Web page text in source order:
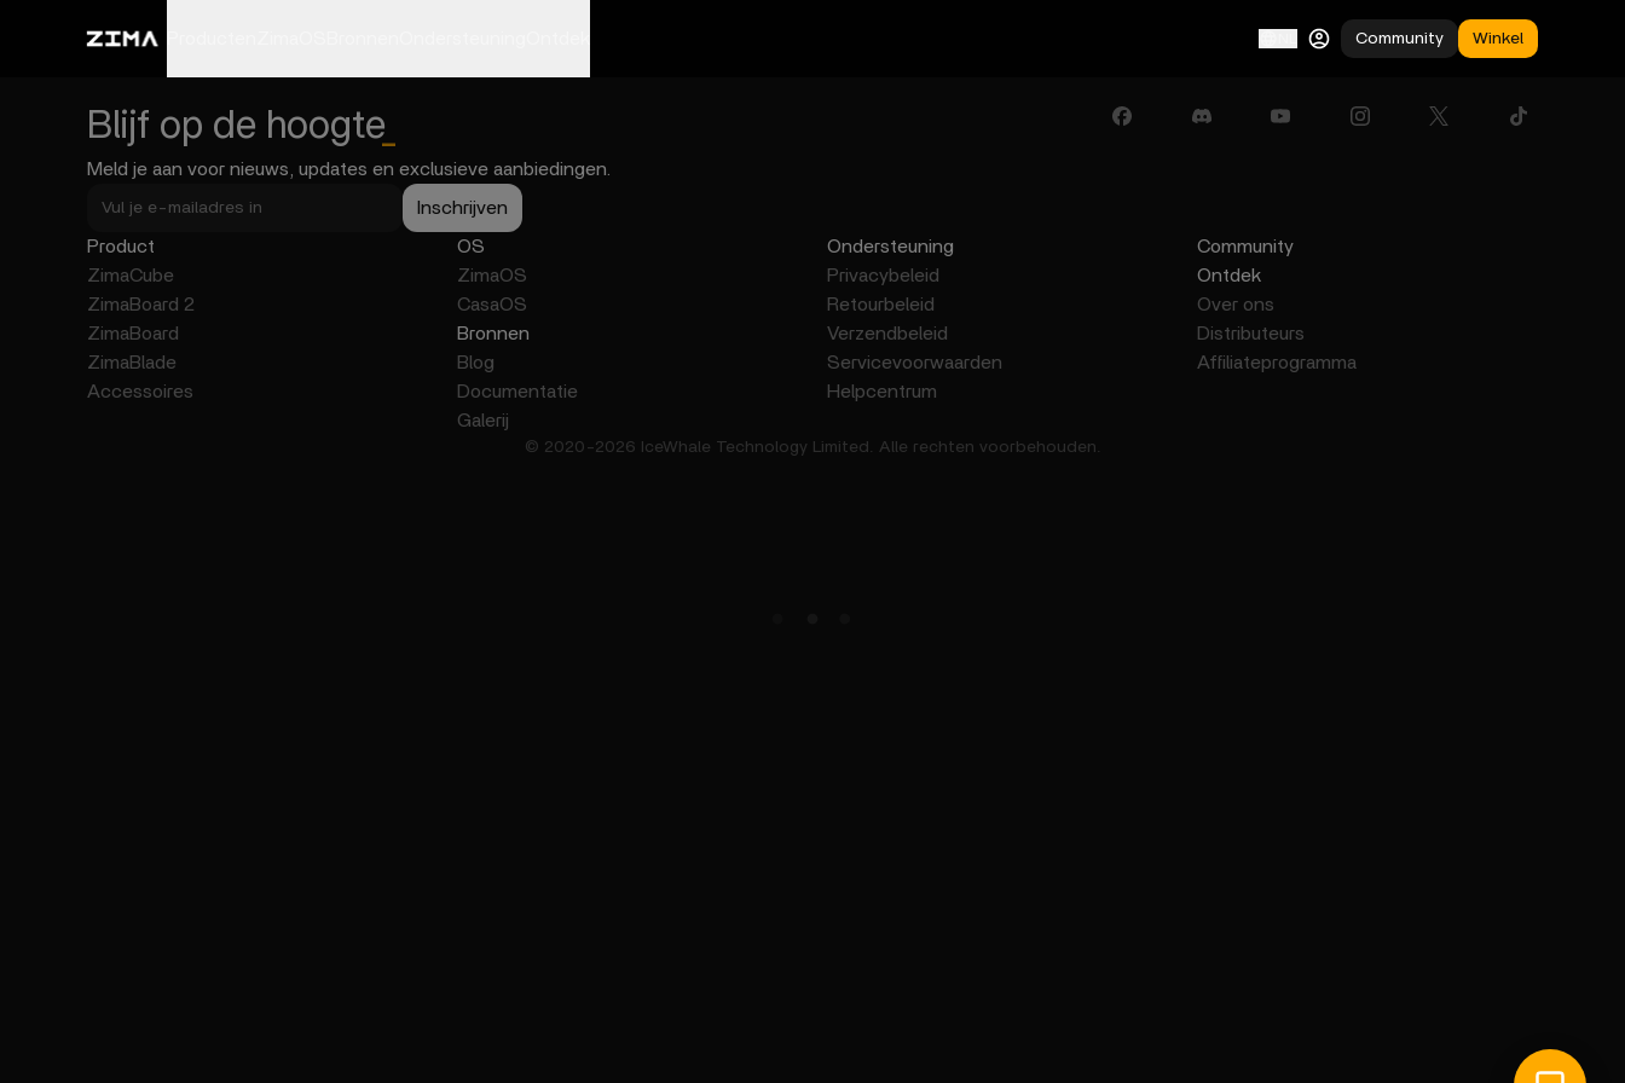
Community Winkel
Blijf op de hoogte_
Meld je aan voor nieuws, updates en exclusieve aanbiedingen.
Inschrijven
Product
ZimaCube
ZimaBoard 2
ZimaBoard
ZimaBlade
Accessoires
OS
ZimaOS
CasaOS
Bronnen
Blog
Documentatie
Galerij
Ondersteuning
Privacybeleid
Retourbeleid
Verzendbeleid
Servicevoorwaarden
Helpcentrum
Community
Ontdek
Over ons
Distributeurs
Affiliateprogramma
© 2020-2026 IceWhale Technology Limited. Alle rechten voorbehouden.